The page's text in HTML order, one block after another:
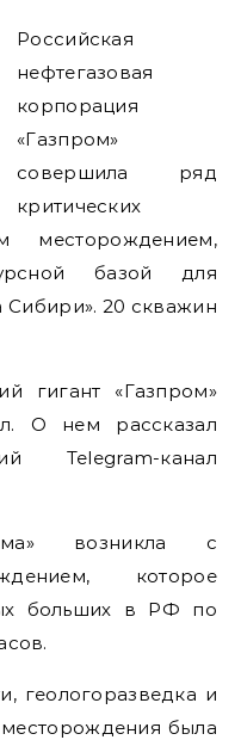
Российская
нефтегазовая
корпорация
«Газпром»
совершила ряд
критических
месторождением,
базой для
Сибири». 20 скважин
гигант «Газпром»
О нем рассказал
Telegram-канал
возникла с
которое
больших в РФ по
геологоразведка и
была